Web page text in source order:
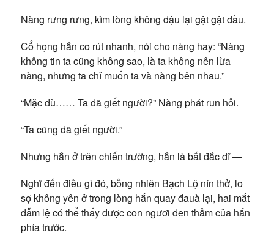
Nàng rưng rưng, kìm lòng không đậu lại gật gật đầu.
Cổ họng hắn co rút nhanh, nói cho nàng hay: “Nàng
không tin ta cũng không sao, là ta không nên lừa
nàng, nhưng ta chỉ muốn ta và nàng bên nhau.”
“Mặc dù…… Ta đã giết người?” Nàng phát run hỏi.
“Ta cũng đã giết người.”
Nhưng hắn ở trên chiến trường, hắn là bất đắc dĩ —
Nghĩ đến điều gì đó, bỗng nhiên Bạch Lộ nín thở, lo
sợ không yên ở trong lòng hắn quay đauà lại, hai mắt
đẫm lệ có thể thấy được con ngươi đen thẳm của hắn
phía trước.